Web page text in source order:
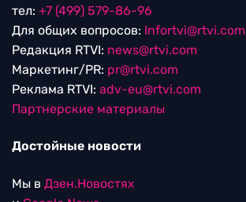
тел: +7 (499) 579-86-96
Для общих вопросов: Infortvi@rtvi.com
Редакция RTVI: news@rtvi.com
Маркетинг/PR: pr@rtvi.com
Реклама RTVI: adv-eu@rtvi.com
Партнерские материалы
Достойные новости
Мы в Дзен.Новостях